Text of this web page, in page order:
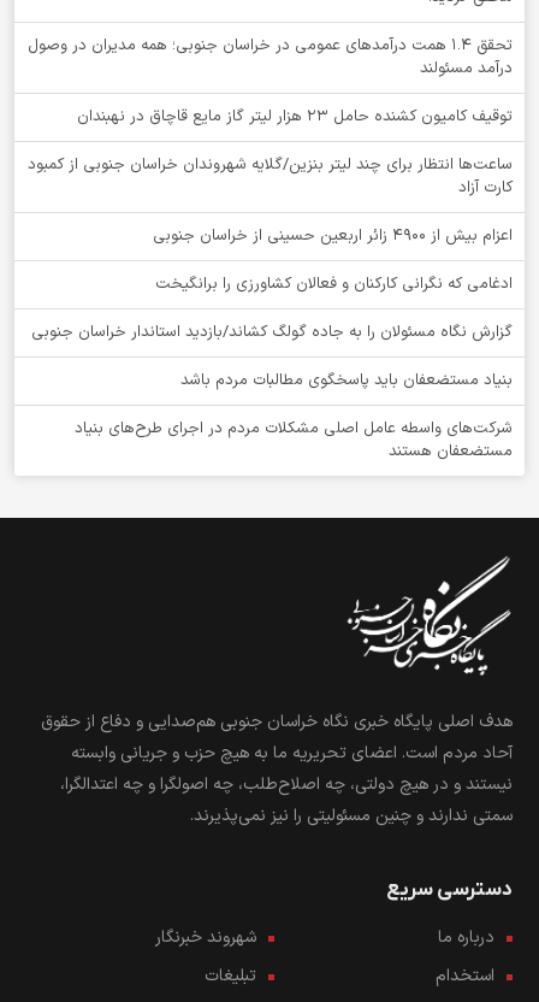
تحقق ۱.۴ همت درآمدهای عمومی در خراسان جنوبی؛ همه مدیران در وصول
درآمد مسئولند
توقيف کامیون کشنده حامل 23 هزار لیتر گاز مایع قاچاق در نهبندان
ساعت‌ها انتظار برای چند لیتر بنزین/گلایه شهروندان خراسان جنوبی از کمبود
کارت آزاد
اعزام بیش از 4900 زائر اربعین حسینی از خراسان جنوبی
ادغامی که نگرانی کارکنان و فعالان کشاورزی را برانگیخت
گزارش نگاه مسئولان را به جاده گولگ کشاند/بازدید استاندار خراسان جنوبی
بنیاد مستضعفان باید پاسخگوی مطالبات مردم باشد
شرکت‌های واسطه عامل اصلی مشکلات مردم در اجرای طرح‌های بنیاد
مستضعفان هستند
هدف اصلی پایگاه خبری نگاه خراسان جنوبی هم‌صدایی و دفاع از حقوق
آحاد مردم است. اعضای تحریریه ما به هیچ حزب و جریانی وابسته
نیستند و در هیچ دولتی، چه اصلاح‌طلب، چه اصولگرا و چه اعتدالگرا،
سمتی ندارند و چنین مسئولیتی را نیز نمی‌پذیرند.
دسترسی سریع
درباره ما
شهروند خبرنگار
استخدام
تبلیغات